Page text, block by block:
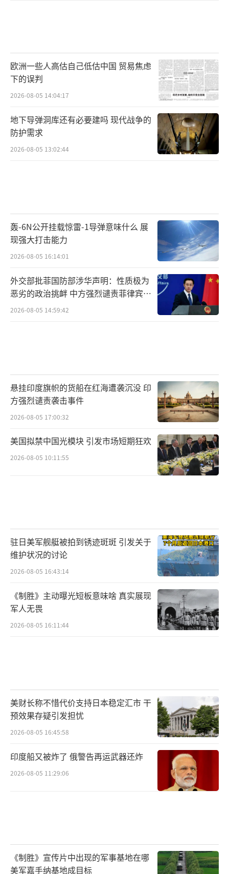
欧洲一些人高估自己低估中国 贸易焦虑
下的误判
2026-08-05 14:04:17
地下导弹洞库还有必要建吗 现代战争的
防护需求
2026-08-05 13:02:44
轰-6N公开挂载惊雷-1导弹意味什么 展
现强大打击能力
2026-08-05 16:14:01
外交部批菲国防部涉华声明：性质极为
恶劣的政治挑衅 中方强烈谴责菲律宾行
为
2026-08-05 14:59:42
悬挂印度旗帜的货船在红海遭袭沉没 印
方强烈谴责袭击事件
2026-08-05 17:00:32
美国拟禁中国光模块 引发市场短期狂欢
2026-08-05 10:11:55
驻日美军舰艇被拍到锈迹斑斑 引发关于
维护状况的讨论
2026-08-05 16:43:14
《制胜》主动曝光短板意味啥 真实展现
军人无畏
2026-08-05 16:11:44
美财长称不惜代价支持日本稳定汇市 干
预效果存疑引发担忧
2026-08-05 16:45:58
印度船又被炸了 俄警告再运武器还炸
2026-08-05 11:29:06
《制胜》宣传片中出现的军事基地在哪
美军嘉手纳基地成目标